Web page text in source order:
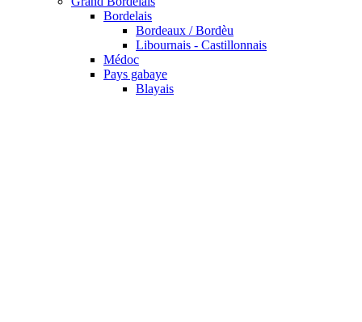
Bordelais
Bordeaux / Bordèu
Libournais - Castillonnais
Médoc
Pays gabaye
Blayais